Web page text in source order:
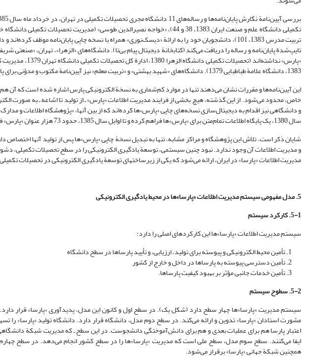
تربیت مدرس 1383، 101)، دانشجویان خود را به ارائة «دیسک‌نوری» همراه با نسخه چاپی پایان‌نامه موظف
تایپ‌شدة پایان‌نامه و رساله را دریافت می‌کند (کتابخانة دیجیتال پیام بی‌تا). دانشگاه‌های «الزهرا»، تهران، «صنعتی
1383، دانشگاه علامة طباطبایی 1379). دانشگاه‌های «شهید بهشتی» و «تربیت معلم» نیز آیین‌نامة مکتوب و مدوّنی برای پایان‌نامه‌ها و رساله‌های خود ارائه نکرده‌اند.
این آیین‌نامه‌ها و مقررات نشان می‌دهند تنها در موارد کم‌شماری به نسخة الکترونیکی پارس اشاره‌ شده است که آن هم
خاص، محدود می‌شود. از این گذشته، هیچ بخشی از فرایند مدیریت اطلاعات «پارس» ـ از تولید تا اشاعه ـ به صورت
و دانشگاهی نیز اقدام به دیجیتال‌سازی نسخه‌های چاپی «پارس»ها کرده‌اند که از بین آنها، «پژوهشگاه اطلاعات و
سال 1380، یک پایگاه اطلاعات تمام‌متن برای «پارس»ها فراهم کرده و تا اوایل سال 1385، حدود 73 هزار عنوان «پارس» فارسی را دیجیتال‌سازی کرده و در این پایگاه قرار داده است.
شایان ذکر است، تلاش این پژوهشگاه و مراکز مشابه، تنها به تبدیل نسخة چاپی «پارس»ها پس از تولید آنها اختصاص
و مدیریت اطلاعات آن وجود ندارد. نبود چنین سیستمی، توسعة یادگیری الکترونیکی را در سطح تحصیلات تکمیلی،
مدیریت اطلاعات «پارسا» در ایران، ارائه می‌شود که یکی از زیرساختهای توسعة یادگیری الکترونیکی در تحصیلات
5. مدل مفهومی سیستم مدیریت اطلاعات «پارسا»ها در محیط یادگیری الکترونیکی
5-1. کارکرد سیستم
سیستم مدیریت اطلاعات «پارسا»ها این کارکردهای اصلی را دارد:
تأمین محیط الکترونیکی و پیوسته برای تولید، ارزیابی، و تأیید پارساها در سطح دانشگاه
تأمین دسترسی پیوسته به پارساها در داخل و خارج از کشور
تأمین خدمات جانبی مؤثر بر بهبود کیفیت پارساها.
5-2. سطوح سیستم
سیستم مدیریت «پارسا»ها چهار سطح دارد (شکل یک). در سطح اول و کانون این مدل، پدیدآوری «پارسا» قرار
مشورت استادان «پارسا» تدوین و ارائه می‌‌کند. در سطح دوم مدل، دانشگاه قرار دارد. دانشگاه تولید «پارسا» را
اعتبار پارسا هم برای عملیات بعدی و هم برای دانش‌آموختگی دانشجوست. در این سطح ـ که مدیریت شبکة
ایفا می‌کنند. سطح سوم مدل، سطح ملی است که مدیریت «پارسا»ها را در سطح کشور انجام می‌دهد. در سطح چهارم
همچنین شبکة جهانی «پارسا» برقرار می‌شود.